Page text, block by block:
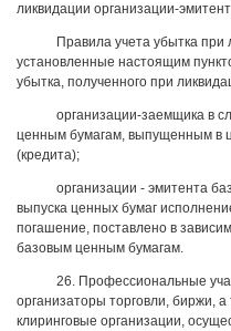
ликвидации организации-
Правила учета убытка при
установленные настоящим
убытка, полученного при
организации-заемщика в
ценным бумагам, выпущенным в
(кредита);
организации - эмитента
выпуска ценных бумаг
погашение, поставлено в
базовым ценным бумагам.
26. Профессиональные
организаторы торговли, биржи,
клиринговые организации,